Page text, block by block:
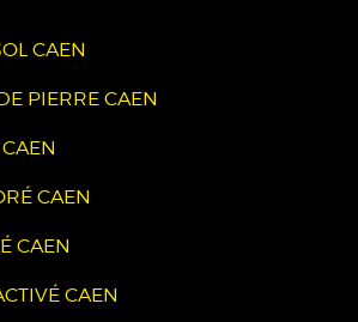
CAEN
PIERRE CAEN
CAEN
CAEN
CAEN